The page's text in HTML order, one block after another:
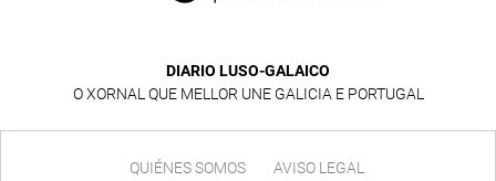
DIARIO LUSO-GALAICO
O XORNAL QUE MELLOR UNE GALICIA E PORTUGAL
QUIÉNES SOMOS AVISO LEGAL